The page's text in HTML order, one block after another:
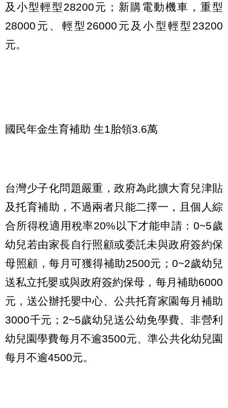
及小型輕型28200元；新購電動機車，重型
28000元、輕型26000元及小型輕型23200
元。
國民年金生育補助 生1胎領3.6萬
台灣少子化問題嚴重，政府為此擴大育兒津貼
及托育補助，不過兩者只能二擇一，且個人綜
合所得稅適用稅率20%以下才能申請：0~5歲
幼兒若由家長自行照顧或委託未與政府簽約保
母照顧，每月可獲得補助2500元；0~2歲幼兒
送私立托嬰或與政府簽約保母，每月補助6000
元，送公辦托嬰中心、公共托育家園每月補助
3000千元；2~5歲幼兒送公幼免學費、非營利
幼兒園學費每月不逾3500元、準公共化幼兒園
每月不逾4500元。